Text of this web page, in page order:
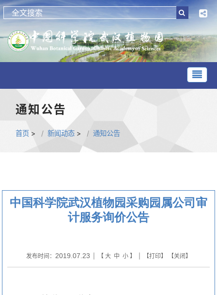
通知公告
首页 > 新闻动态 > 通知公告
中国科学院武汉植物园采购园属公司审
计服务询价公告
发布时间： 2019.07.23 | 【 大 中 小】 | 【打印】 【关闭】